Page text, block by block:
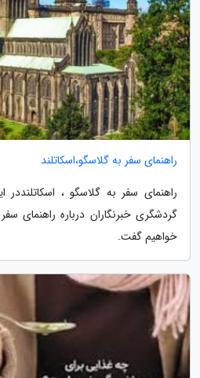
راهنمای سفر به گلاسگو،اسکاتلند
راهنمای سفر به گلاسگو ،
گردشگری خبرنگاران درباره راهنمای
خواهیم گفت.